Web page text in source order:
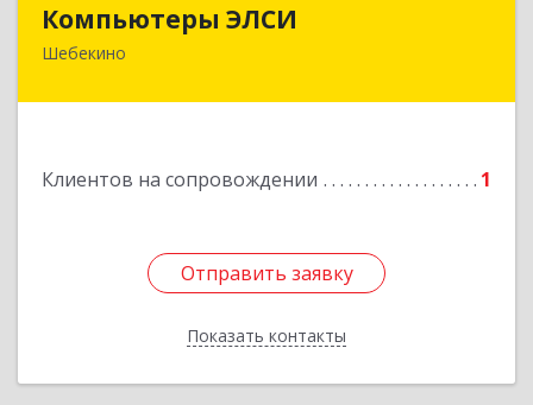
Компьютеры ЭЛСИ
Шебекино
Клиентов на сопровождении 1
Отправить заявку
Показать контакты
Отправить заявку
Назад